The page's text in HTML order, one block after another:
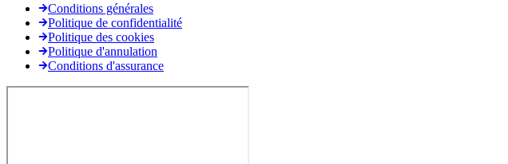
Conditions générales
Politique de confidentialité
Politique des cookies
Politique d'annulation
Conditions d'assurance